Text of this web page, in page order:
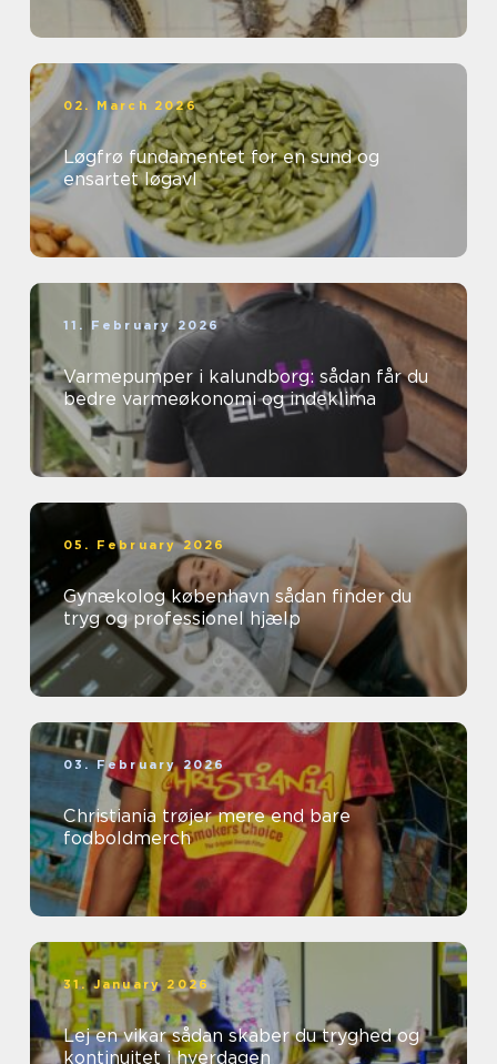
02. March 2026
Løgfrø fundamentet for en sund og
ensartet løgavl
11. February 2026
Varmepumper i kalundborg: sådan får du
bedre varmeøkonomi og indeklima
05. February 2026
Gynækolog københavn sådan finder du
tryg og professionel hjælp
03. February 2026
Christiania trøjer mere end bare
fodboldmerch
31. January 2026
Lej en vikar sådan skaber du tryghed og
kontinuitet i hverdagen